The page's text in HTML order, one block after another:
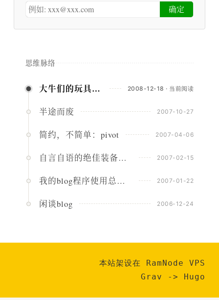
思维脉络
大牛们的玩具：PureEdit 2008-12-18 · 当前阅读
半途而废 2007-10-27
简约，不简单：pivot 2007-04-06
自言自语的绝佳装备：Thingamablog 2007-02-15
我的blog程序使用总结之 pjblog 2007-01-22
闲谈blog 2006-12-24
本站架设在 RamNode VPS
Grav
-> Hugo